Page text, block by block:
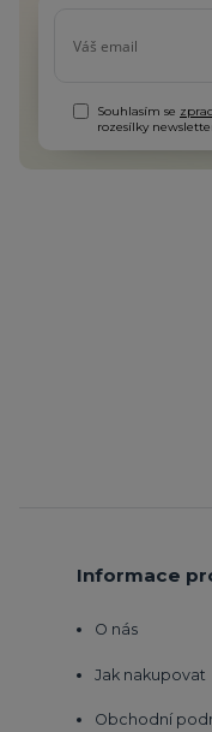
Souhlasím se
rozesílky
Informace
O nás
Jak nakupovat
Obchodní